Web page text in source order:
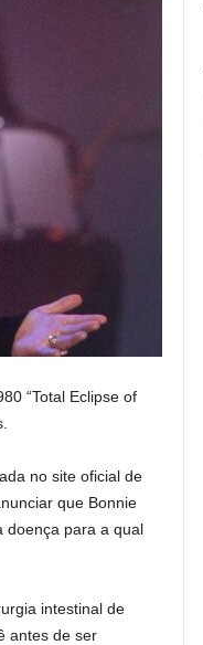
“Total Eclipse of
no site oficial de
que Bonnie
doença para a qual
intestinal de
antes de ser